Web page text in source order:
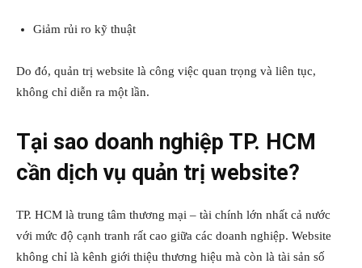
Giảm rủi ro kỹ thuật
Do đó, quản trị website là công việc quan trọng và liên tục,
không chỉ diễn ra một lần.
Tại sao doanh nghiệp TP. HCM
cần dịch vụ quản trị website?
TP. HCM là trung tâm thương mại – tài chính lớn nhất cả nước
với mức độ cạnh tranh rất cao giữa các doanh nghiệp. Website
không chỉ là kênh giới thiệu thương hiệu mà còn là tài sản số